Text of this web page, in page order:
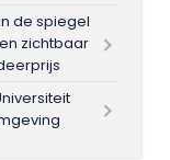
de spiegel
zichtbaar